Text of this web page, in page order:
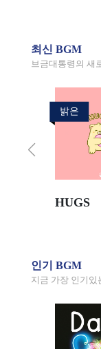
최신 BGM
브금대통령의 새
밝은
HUGS
인기 BGM
지금 가장 인기있